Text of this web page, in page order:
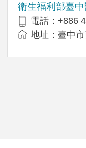
衛生福利部臺
電話：+886
地址：臺中